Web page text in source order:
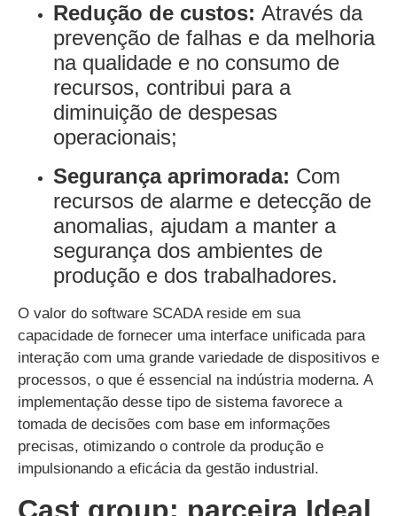
Redução de custos: Através da
prevenção de falhas e da melhoria
na qualidade e no consumo de
recursos, contribui para a
diminuição de despesas
operacionais;
Segurança aprimorada: Com
recursos de alarme e detecção de
anomalias, ajudam a manter a
segurança dos ambientes de
produção e dos trabalhadores.
O valor do software SCADA reside em sua
capacidade de fornecer uma interface unificada para
interação com uma grande variedade de dispositivos e
processos, o que é essencial na indústria moderna. A
implementação desse tipo de sistema favorece a
tomada de decisões com base em informações
precisas, otimizando o controle da produção e
impulsionando a eficácia da gestão industrial.
Cast group: parceira Ideal